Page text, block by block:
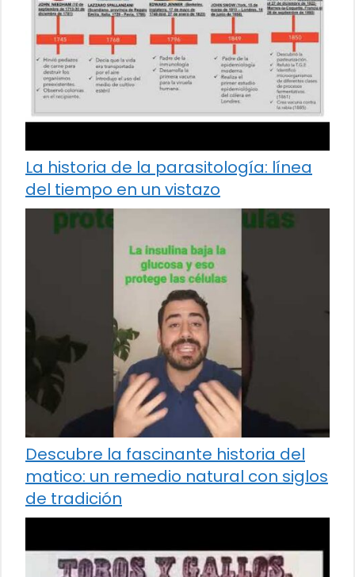
La historia de la parasitología: línea
del tiempo en un vistazo
Descubre la fascinante historia del
matico: un remedio natural con siglos
de tradición